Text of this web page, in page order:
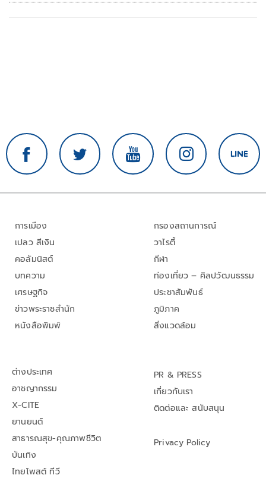
การเมือง
เปลว สีเงิน
คอลัมนิสต์
บทความ
เศรษฐกิจ
ข่าวพระราชสำนัก
หนังสือพิมพ์
กรองสถานการณ์
วาไรตี้
กีฬา
ท่องเที่ยว – ศิลปวัฒนธรรม
ประชาสัมพันธ์
ภูมิภาค
สิ่งแวดล้อม
ต่างประเทศ
อาชญากรรม
X-CITE
ยานยนต์
สาธารณสุข-คุณภาพชีวิต
บันเทิง
ไทยโพสต์ ทีวี
PR & PRESS
เกี่ยวกับเรา
ติดต่อและ สนับสนุน
Privacy Policy